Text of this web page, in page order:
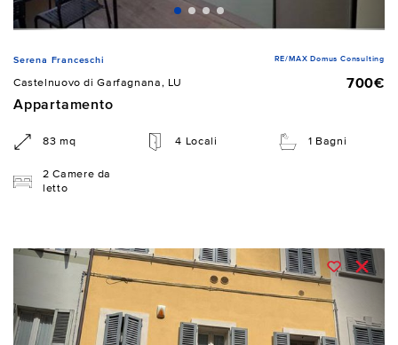
Serena Franceschi RE/MAX Domus Consulting
Castelnuovo di Garfagnana, LU
700€
Appartamento
83 mq 4 Locali 1 Bagni
2 Camere da
letto